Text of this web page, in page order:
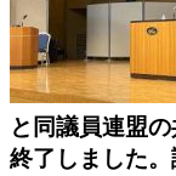
と同議員連盟
終了しました